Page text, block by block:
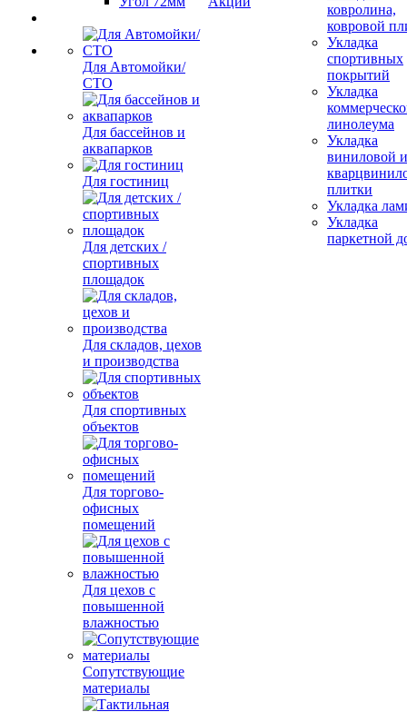
Для Автомойки/
СТО
Для бассейнов и
аквапарков
Для гостиниц
Для детских /
спортивных
площадок
Для складов, цехов
и производства
Для спортивных
объектов
Для торгово-
офисных
помещений
Для цехов с
повышенной
влажностью
Сопутствующие
материалы
ковролина,
ковровой
Укладка
спортивных
покрытий
Укладка
линолеума
Укладка
виниловой и
плитки
Укладка
Укладка
паркетной